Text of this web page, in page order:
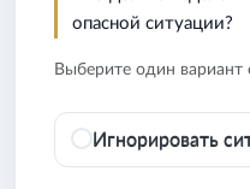
опасной ситуации?
Выберите один вариант
Игнорировать